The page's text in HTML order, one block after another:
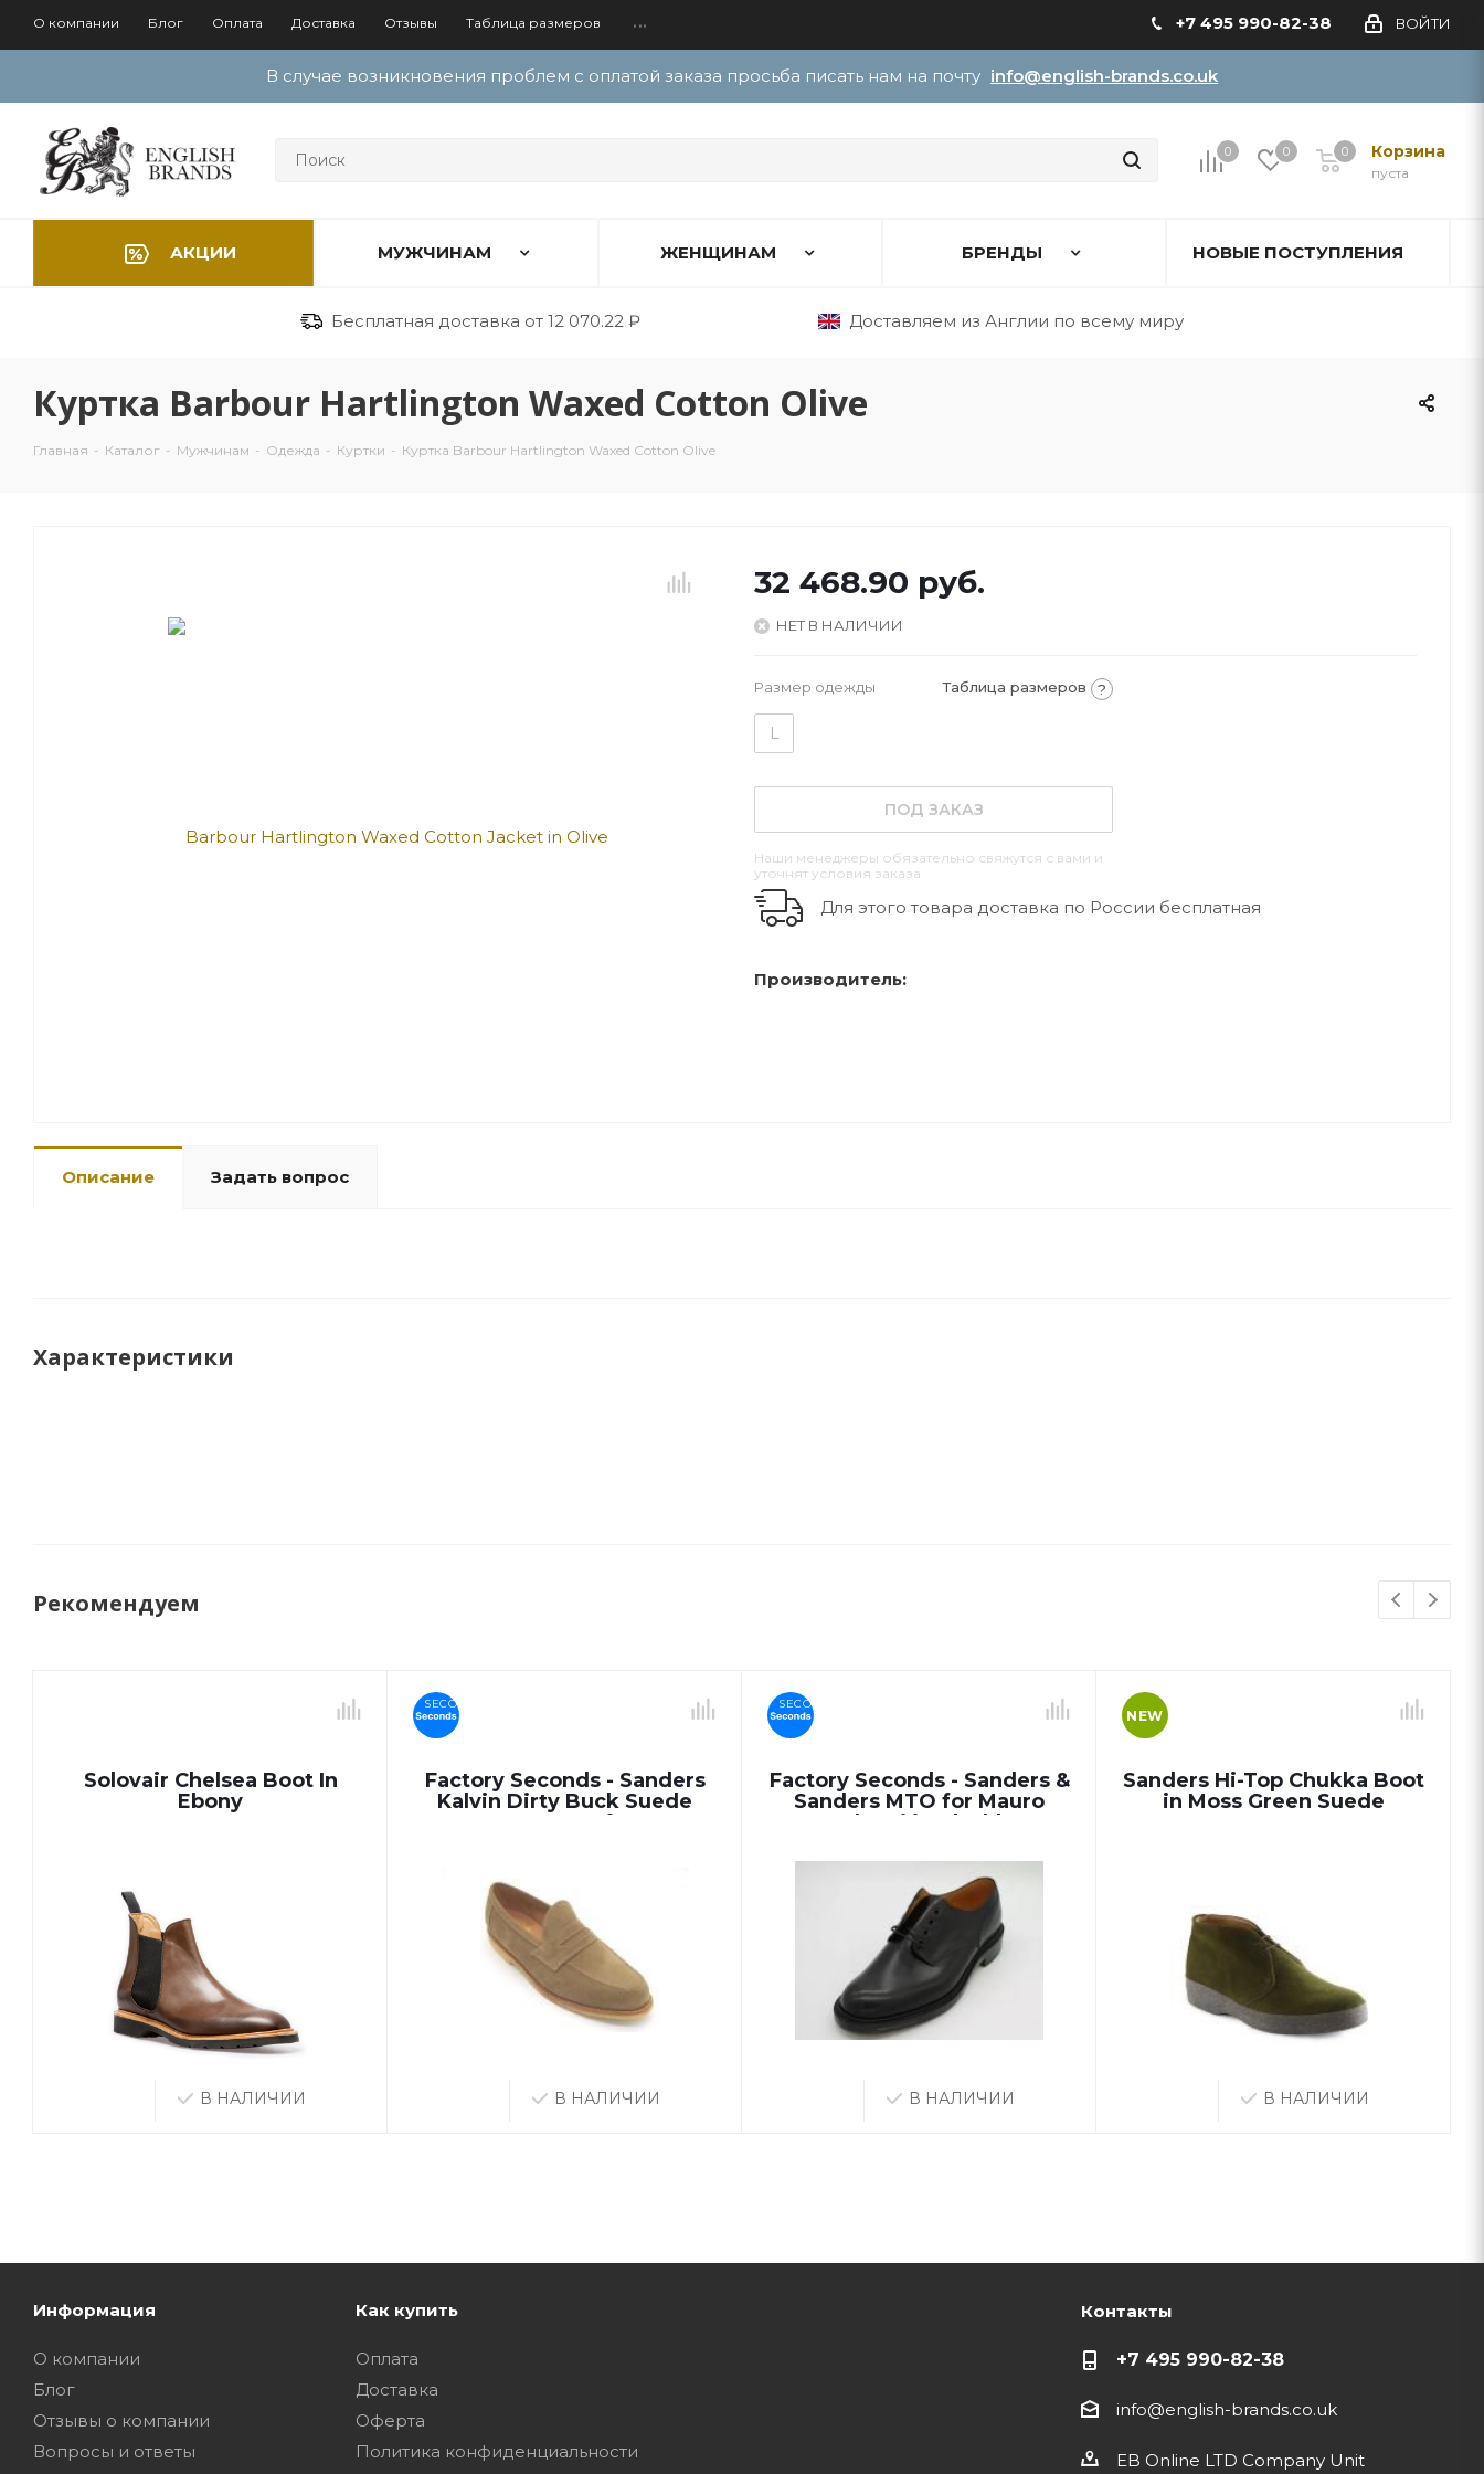
О компании Блог Оплата Доставка Отзывы Таблица размеров ... ВОЙТИ
+7 495 990-82-38
В случае возникновения проблем с оплатой заказа просьба писать нам на почту info@english-brands.co.uk
0 0 Корзина
пуста
0
АКЦИИ МУЖЧИНАМ ЖЕНЩИНАМ БРЕНДЫ НОВЫЕ ПОСТУПЛЕНИЯ
Бесплатная доставка от 12 070.22 ₽ Доставляем из Англии по всему миру
Куртка Barbour Hartlington Waxed Cotton Olive
Главная - Каталог - Мужчинам - Одежда - Куртки - Куртка Barbour Hartlington Waxed Cotton Olive
32 468.90 руб.
НЕТ В НАЛИЧИИ
Размер одежды Таблица размеров ?
L
ПОД ЗАКАЗ
Наши менеджеры обязательно свяжутся с вами и
уточнят условия заказа
Для этого товара доставка по России бесплатная
Производитель:
Описание Задать вопрос
Характеристики
Рекомендуем
Solovair Chelsea Boot In
Ebony
В НАЛИЧИИ
Factory Seconds - Sanders
Kalvin Dirty Buck Suede
Penny Loafer
SECONDS
В НАЛИЧИИ
Factory Seconds - Sanders &
Sanders MTO for Mauro
Valponi in Blackk
SECONDS
В НАЛИЧИИ
Sanders Hi-Top Chukka Boot
in Moss Green Suede
NEW
В НАЛИЧИИ
Информация
О компании
Блог
Отзывы о компании
Вопросы и ответы
Как купить
Оплата
Доставка
Оферта
Политика конфиденциальности
Контакты
+7 495 990-82-38
info@english-brands.co.uk
EB Online LTD Company Unit